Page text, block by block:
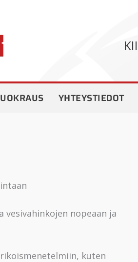
YHTEYSTIEDOT
vesivahinkojen nopeaan ja
kuten